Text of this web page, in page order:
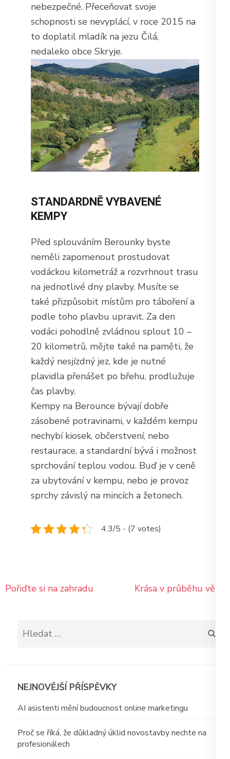
nebezpečné. Přeceňovat svoje
schopnosti se nevyplácí, v roce 2015 na
to doplatil mladík na jezu Čilá,
nedaleko obce Skryje.
STANDARDNĚ VYBAVENÉ
KEMPY
Před splouváním Berounky byste
neměli zapomenout prostudovat
vodáckou kilometráž a rozvrhnout trasu
na jednotlivé dny plavby. Musíte se
také přizpůsobit místům pro táboření a
podle toho plavbu upravit. Za den
vodáci pohodlně zvládnou splout 10 –
20 kilometrů, mějte také na paměti, že
každý nesjízdný jez, kde je nutné
plavidla přenášet po břehu, prodlužuje
čas plavby.
Kempy na Berounce bývají dobře
zásobené potravinami, v každém kempu
nechybí kiosek, občerstvení, nebo
restaurace, a standardní bývá i možnost
sprchování teplou vodou. Buď je v ceně
za ubytování v kempu, nebo je provoz
sprchy závislý na mincích a žetonech.
4.3/5 - (7 votes)
Navigace
Pořiďte si na zahradu Krása v průběhu věků
NEJNOVĚJŠÍ PŘÍSPĚVKY
AI asistenti mění budoucnost online marketingu
Proč se říká, že důkladný úklid novostavby nechte na
profesionálech